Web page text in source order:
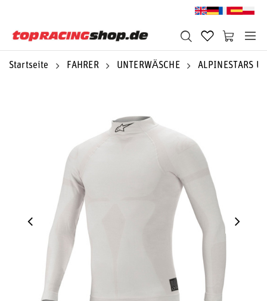
Startseite FAHRER UNTERWÄSCHE ALPINESTARS